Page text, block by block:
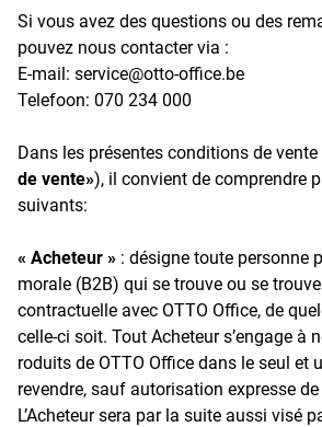
Si vous avez des questions ou des
pouvez nous contacter via :
E-mail: service@otto-office.be
Telefoon: 070 234 000
Dans les présentes conditions de vente
de vente»), il convient de comprendre
suivants:
« Acheteur » : désigne toute personne
morale (B2B) qui se trouve ou se
contractuelle avec OTTO Office, de
celle-ci soit. Tout Acheteur s’engage à
roduits de OTTO Office dans le seul et
revendre, sauf autorisation expresse de
L’Acheteur sera par la suite aussi visé